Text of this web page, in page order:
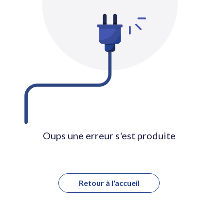
Oups une erreur s'est produite
Retour à l'accueil